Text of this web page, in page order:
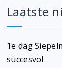
Laatste
1e dag
succesvol